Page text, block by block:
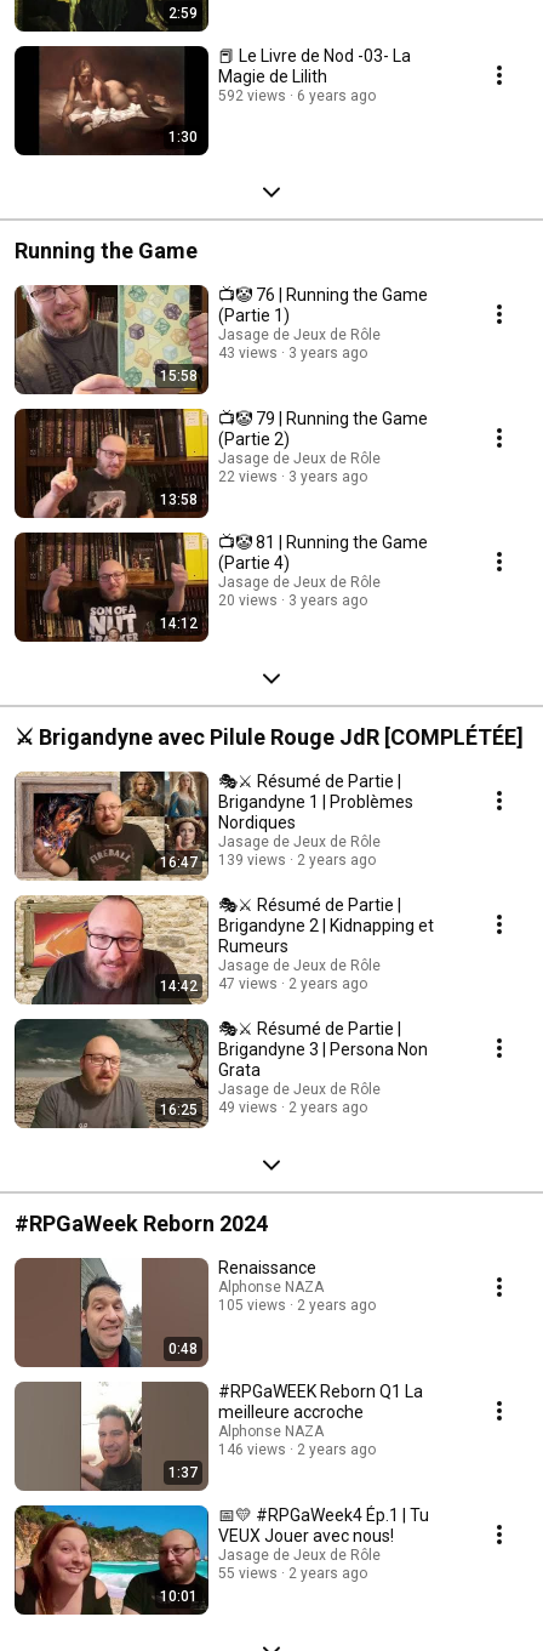
2:59
1:30
📕 Le Livre de Nod -03- La
Magie de Lilith
592 views 6 years ago
Running the Game
15:58
📺🤡 76 | Running the Game
(Partie 1)
Jasage de Jeux de Rôle
43 views
3 years ago
13:58
📺🤡 79 | Running the Game
(Partie 2)
Jasage de Jeux de Rôle
22 views
3 years ago
14:12
📺🤡 81 | Running the Game
(Partie 4)
Jasage de Jeux de Rôle
20 views
3 years ago
⚔ Brigandyne avec Pilule Rouge JdR [COMPLÉTÉE]
16:47
🎭⚔ Résumé de Partie |
Brigandyne 1 | Problèmes
Nordiques
Jasage de Jeux de Rôle
139 views
2 years ago
14:42
🎭⚔ Résumé de Partie |
Brigandyne 2 | Kidnapping et
Rumeurs
Jasage de Jeux de Rôle
47 views
2 years ago
16:25
🎭⚔ Résumé de Partie |
Brigandyne 3 | Persona Non
Grata
Jasage de Jeux de Rôle
49 views
2 years ago
#RPGaWeek Reborn 2024
0:48
Renaissance
Alphonse NAZA
105 views
2 years ago
1:37
#RPGaWEEK Reborn Q1 La
meilleure accroche
Alphonse NAZA
146 views
2 years ago
10:01
📅💛 #RPGaWeek4 Ép.1 | Tu
VEUX Jouer avec nous!
Jasage de Jeux de Rôle
55 views
2 years ago